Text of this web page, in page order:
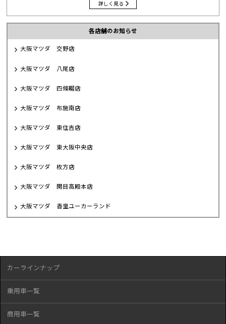
詳しく見る
各店舗のお知らせ
大阪マツダ 交野店
大阪マツダ 八尾店
大阪マツダ 四條畷店
大阪マツダ 布施南店
大阪マツダ 東住吉店
大阪マツダ 東大阪中央店
大阪マツダ 枚方店
大阪マツダ 関目高殿本店
大阪マツダ 香里ユーカーランド
カーラインナップ
乗用車一覧
商用車一覧